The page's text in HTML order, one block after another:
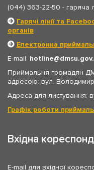
(044) 363-22-50 - гаряча
Гарячі лінії та
органів
Електронна
E-mail: hotline
Приймальня громадян
адресою: вул.
Адреса для листування:
Графік роботи
Вхідна
E-mail для вхідної